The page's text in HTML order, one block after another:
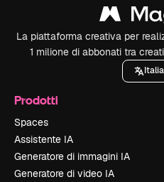
La piattaforma creativa per
1 milione di abbonati tra
Prodotti
Spaces
Assistente IA
Generatore di immagini IA
Generatore di video IA